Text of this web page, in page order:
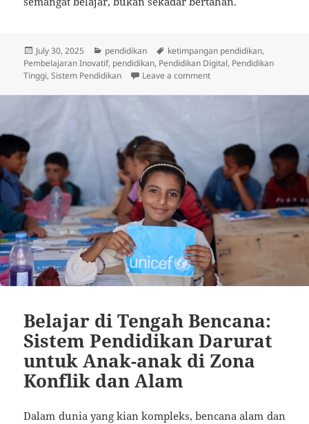
Posted
on
July 30, 2025 Categories
pendidikan Tags
ketimpangan pendidikan,
Pembelajaran Inovatif, pendidikan, Pendidikan Digital, Pendidikan
Tinggi,Sistem Pendidikan Leave a commenton Bingung Pilih
Belajar di Tengah Bencana:
Sistem Pendidikan Darurat
untuk Anak-anak di Zona
Konflik dan Alam
Dalam dunia yang kian kompleks, bencana alam dan